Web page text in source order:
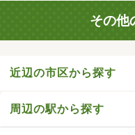
その他
近辺の市区から探す
周辺の駅から探す